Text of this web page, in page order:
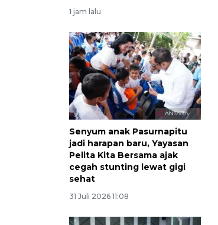
1 jam lalu
Senyum anak Pasurnapitu
jadi harapan baru, Yayasan
Pelita Kita Bersama ajak
cegah stunting lewat gigi
sehat
31 Juli 2026 11:08